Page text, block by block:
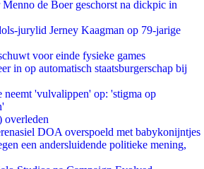
de Boer geschorst na dickpic in
jurylid Jerney Kaagman op 79-jarige
voor einde fysieke games
in op automatisch staatsburgerschap bij
'vulvalippen' op: 'stigma op
overleden
DOA overspoeld met babykonijntjes
een andersluidende politieke mening,